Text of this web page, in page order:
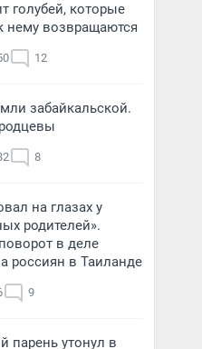
голубей, которые
нему возвращаются
12
забайкальской.
8
на глазах у
родителей».
в деле
россиян в Таиланде
9
парень утонул в